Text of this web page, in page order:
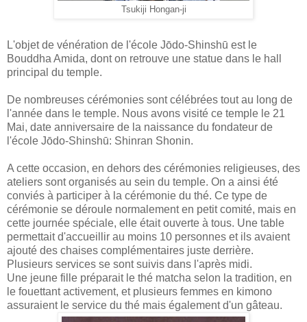
Tsukiji Hongan-ji
L'objet de vénération de l'école Jōdo-Shinshū est le
Bouddha Amida, dont on retrouve une statue dans le hall
principal du temple.
De nombreuses cérémonies sont célébrées tout au long de
l'année dans le temple. Nous avons visité ce temple le 21
Mai, date anniversaire de la naissance du fondateur de
l'école Jōdo-Shinshū: Shinran Shonin.
A cette occasion, en dehors des cérémonies religieuses, des
ateliers sont organisés au sein du temple. On a ainsi été
conviés à participer à la cérémonie du thé. Ce type de
cérémonie se déroule normalement en petit comité, mais en
cette journée spéciale, elle était ouverte à tous. Une table
permettait d'accueillir au moins 10 personnes et ils avaient
ajouté des chaises complémentaires juste derrière.
Plusieurs services se sont suivis dans l'après midi.
Une jeune fille préparait le thé matcha selon la tradition, en
le fouettant activement, et plusieurs femmes en kimono
assuraient le service du thé mais également d'un gâteau.